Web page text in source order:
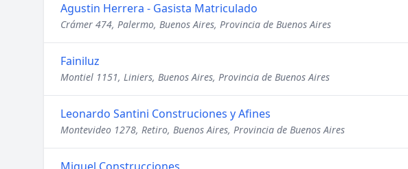
Agustin Herrera - Gasista Matriculado
Crámer 474, Palermo, Buenos Aires, Provincia de Buenos Aires
Fainiluz
Montiel 1151, Liniers, Buenos Aires, Provincia de Buenos Aires
Leonardo Santini Construciones y Afines
Montevideo 1278, Retiro, Buenos Aires, Provincia de Buenos Aires